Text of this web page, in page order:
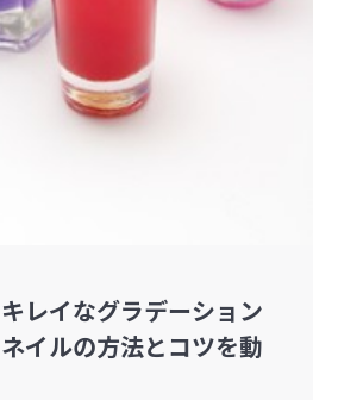
レイなグラデーション
イルの方法とコツを動